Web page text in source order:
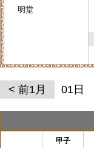
明堂
< 前1月 01日
甲子